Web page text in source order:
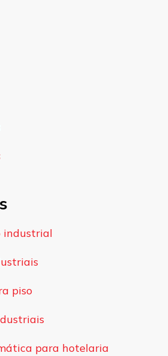
industrial
piso
para hotelaria